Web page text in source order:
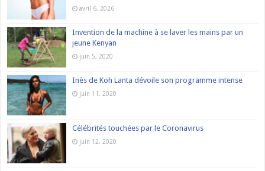
avril 6, 2026
Invention de la machine à se laver les mains par un
jeune Kenyan
juin 5, 2020
Inès de Koh Lanta dévoile son programme intense
juin 11, 2020
Célébrités touchées par le Coronavirus
juin 12, 2020